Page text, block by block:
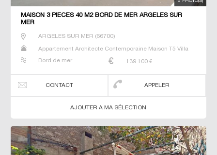
MAISON 3 PIECES 40 M2 BORD DE MER ARGELES SUR
MER
ARGELES SUR MER (66700)
Appartement Architecte Contemporaine Maison T5 Villa
Bord de mer 139 100 €
CONTACT APPELER
AJOUTER A MA SÉLECTION